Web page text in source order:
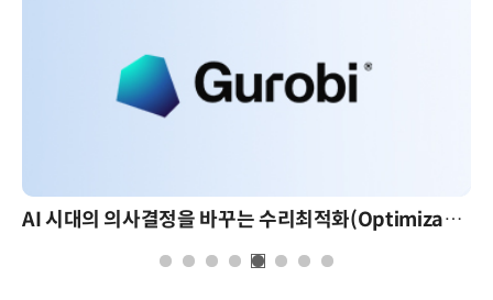
AI 시대의 의사결정을 바꾸는 수리최적화(Optimization): 실제 산업 적용 사례와 활용 전략